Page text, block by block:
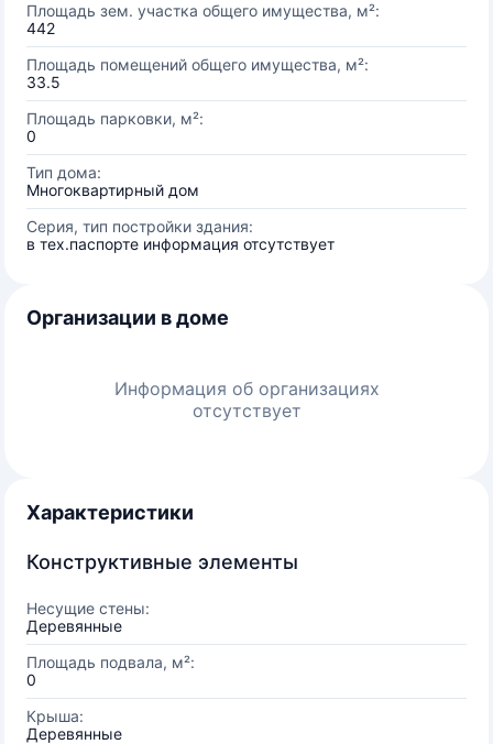
Площадь зем. участка общего имущества, м²:
442
Площадь помещений общего имущества, м²:
33.5
Площадь парковки, м²:
0
Тип дома:
Многоквартирный дом
Серия, тип постройки здания:
в тех.паспорте информация отсутствует
Организации в доме
Информация об организациях
отсутствует
Характеристики
Конструктивные элементы
Несущие стены:
Деревянные
Площадь подвала, м²:
0
Крыша:
Деревянные